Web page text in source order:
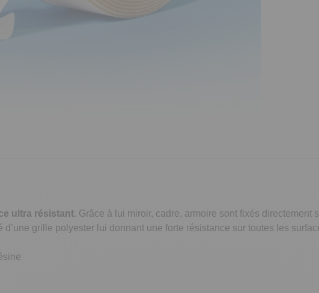
ultra résistant. Grâce à lui miroir, cadre, armoire sont fixés
grille polyester lui donnant une forte résistance sur toutes les